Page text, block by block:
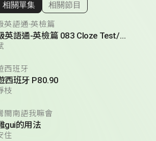
顯示相關單集
相關單集 相關節目
英語通-英檢篇
超級英語通-英檢篇 083 Cloze Test/段落填空-13
西班牙
西班牙 P80.90
枝
閩南語我嘛會
gui的用法
住